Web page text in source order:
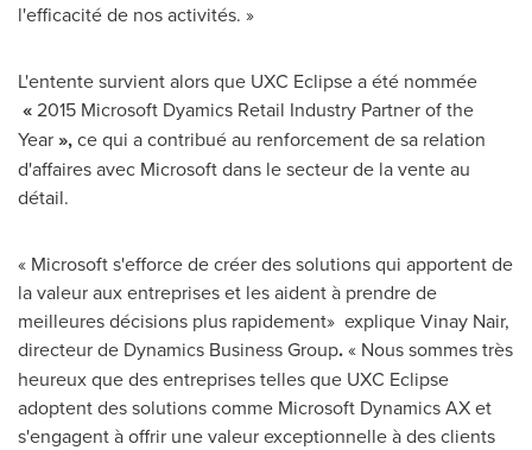
l'efficacité de nos activités. »
L'entente survient alors que UXC Eclipse a été nommée
«2015 Microsoft Dyamics Retail Industry Partner of the
Year»,ce qui a contribué au renforcement de sa relation
d'affaires avec Microsoft dans le secteur de la vente au
détail.
« Microsoft s'efforce de créer des solutions qui apportent de
la valeur aux entreprises et les aident à prendre de
meilleures décisions plus rapidement» expliqueVinay Nair,
directeur de Dynamics Business Group.« Nous sommes très
heureux que des entreprises telles que UXC Eclipse
adoptent des solutions comme Microsoft Dynamics AX et
s'engagent à offrir une valeur exceptionnelle à des clients